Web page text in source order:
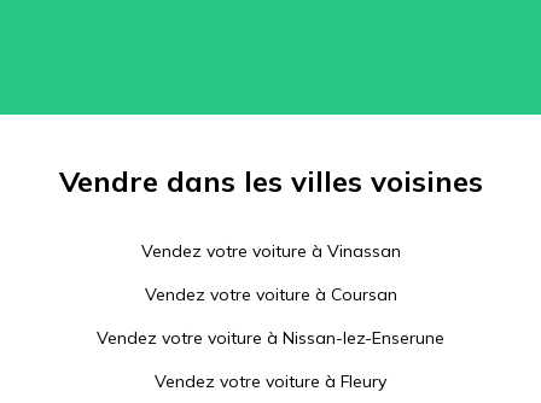
Vendre dans les villes voisines
Vendez votre voiture à Vinassan
Vendez votre voiture à Coursan
Vendez votre voiture à Nissan-lez-Enserune
Vendez votre voiture à Fleury